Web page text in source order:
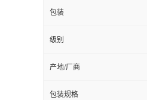
包装
级别
产地/厂商
包装规格